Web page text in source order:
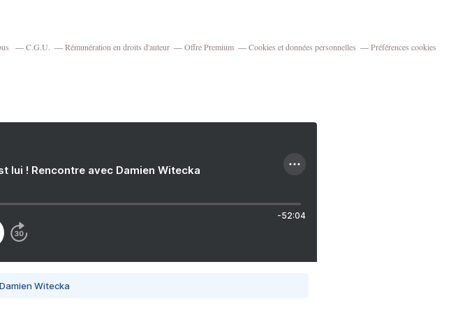
C.G.U. Rémunération en droits d'auteur Offre Premium Cookies et données personnelles Préférences cookies
lui ! Rencontre avec Damien Witecka
-52:04
Witecka